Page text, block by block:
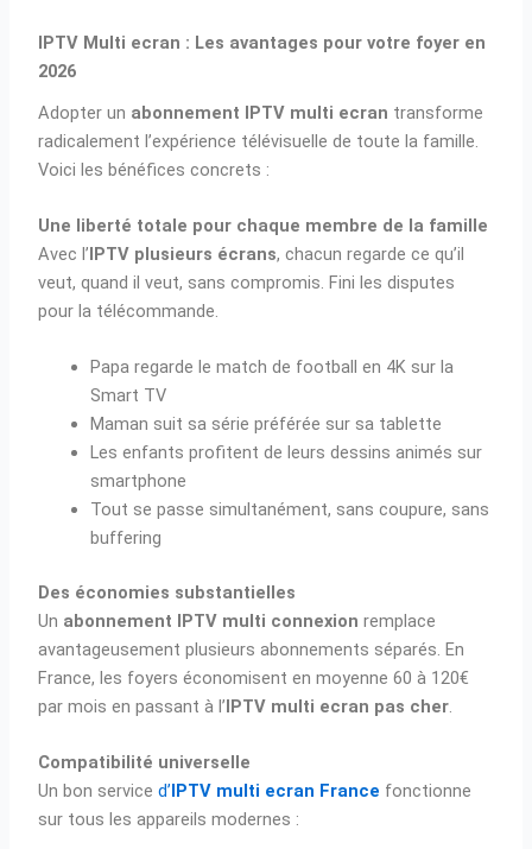
IPTV Multi ecran : Les avantages pour votre foyer en
2026
Adopter un abonnement IPTV multi ecran transforme
radicalement l’expérience télévisuelle de toute la famille.
Voici les bénéfices concrets :
Une liberté totale pour chaque membre de la famille
Avec l’IPTV plusieurs écrans, chacun regarde ce qu’il
veut, quand il veut, sans compromis. Fini les disputes
pour la télécommande.
Papa regarde le match de football en 4K sur la
Smart TV
Maman suit sa série préférée sur sa tablette
Les enfants profitent de leurs dessins animés sur
smartphone
Tout se passe simultanément, sans coupure, sans
buffering
Des économies substantielles
Un abonnement IPTV multi connexion remplace
avantageusement plusieurs abonnements séparés. En
France, les foyers économisent en moyenne 60 à 120€
par mois en passant à l’IPTV multi ecran pas cher.
Compatibilité universelle
Un bon serviced’ IPTV multi ecran France fonctionne
sur tous les appareils modernes :